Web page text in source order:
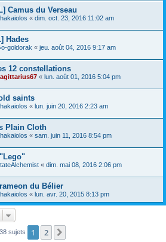
Camus du Verseau
« dim. oct. 23, 2016 11:02 am
Hades
goldorak « jeu. août 04, 2016 9:17 am
12 constellations
« lun. août 01, 2016 5:04 pm
saints
« lun. juin 20, 2016 2:23 am
Plain Cloth
« sam. juin 11, 2016 8:54 pm
« dim. mai 08, 2016 2:06 pm
du Bélier
« lun. avr. 20, 2015 8:13 pm
38 sujets 1 2